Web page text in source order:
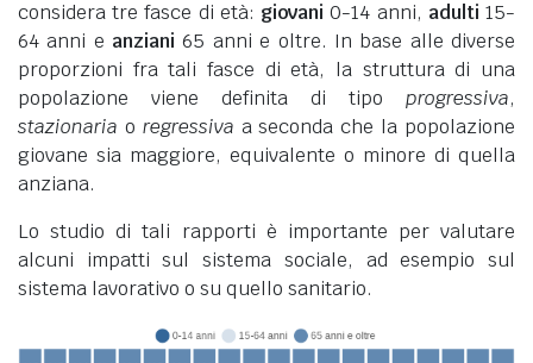
considera tre fasce di età: giovani 0-14 anni, adulti 15-
64 anni e anziani 65 anni e oltre. In base alle diverse
proporzioni fra tali fasce di età, la struttura di una
popolazione viene definita di tipo progressiva,
stazionaria o regressiva a seconda che la popolazione
giovane sia maggiore, equivalente o minore di quella
anziana.
Lo studio di tali rapporti è importante per valutare
alcuni impatti sul sistema sociale, ad esempio sul
sistema lavorativo o su quello sanitario.